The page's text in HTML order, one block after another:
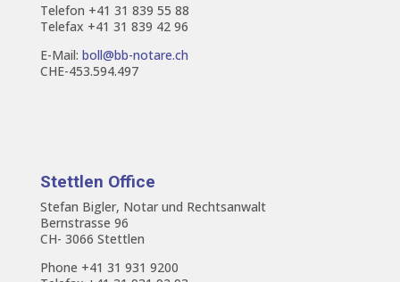
Telefon +41 31 839 55 88
Telefax +41 31 839 42 96
E-Mail: boll@bb-notare.ch
CHE-453.594.497
Stettlen Office
Stefan Bigler, Notar und Rechtsanwalt
Bernstrasse 96
CH- 3066 Stettlen
Phone +41 31 931 9200